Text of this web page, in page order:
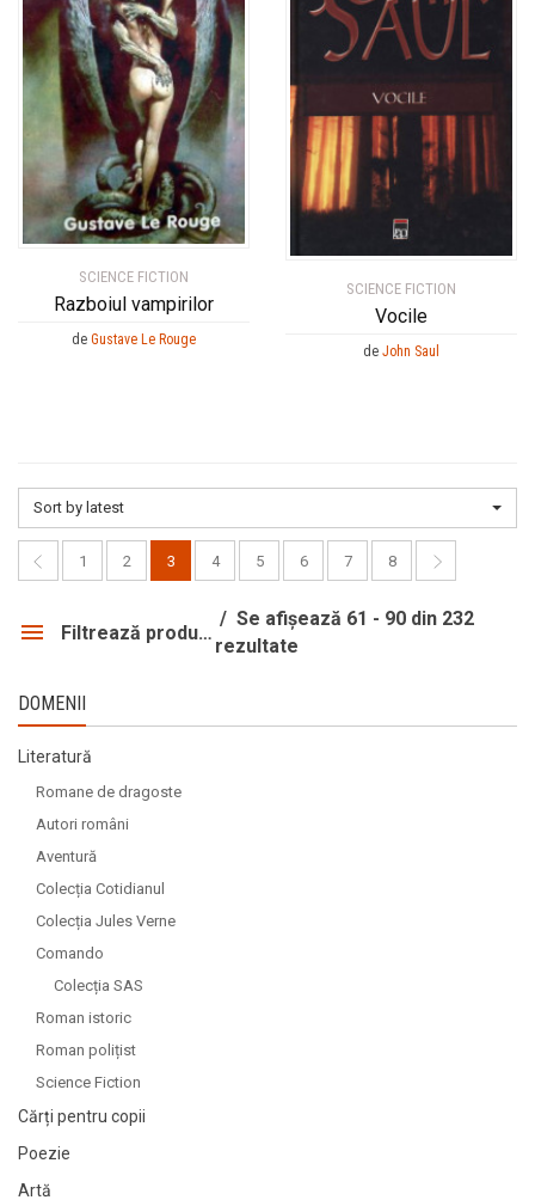
SCIENCE FICTION
Razboiul vampirilor
de Gustave Le Rouge
SCIENCE FICTION
Vocile
de John Saul
Sort by latest
1 2 3 4 5 6 7 8
Filtrează produsele
Se afișează 61 - 90 din 232
rezultate
DOMENII
Literatură
Romane de dragoste
Autori români
Aventură
Colecția Cotidianul
Colecția Jules Verne
Comando
Colecția SAS
Roman istoric
Roman polițist
Science Fiction
Cărți pentru copii
Poezie
Artă